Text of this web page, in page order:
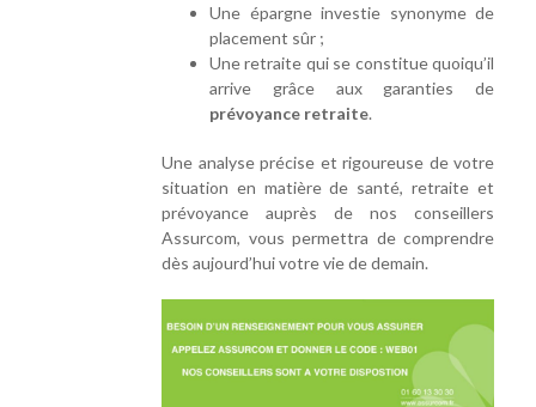
Une épargne investie synonyme de
placement sûr ;
Une retraite qui se constitue quoiqu’il
arrive grâce aux garanties de
prévoyance retraite.
Une analyse précise et rigoureuse de votre
situation en matière de santé, retraite et
prévoyance auprès de nos conseillers
Assurcom, vous permettra de comprendre
dès aujourd’hui votre vie de demain.